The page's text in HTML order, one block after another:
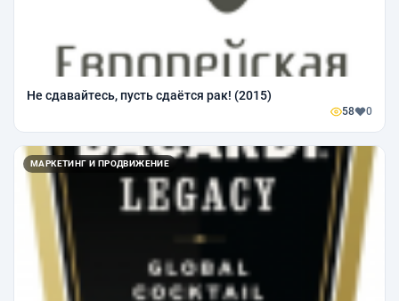
Не сдавайтесь, пусть сдаётся рак! (2015)
58 0
МАРКЕТИНГ И ПРОДВИЖЕНИЕ